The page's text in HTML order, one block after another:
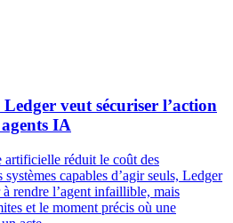
veut sécuriser l’action
IA
réduit le coût des
capables d’agir seuls, Ledger
rendre l’agent infaillible, mais
et le moment précis où une